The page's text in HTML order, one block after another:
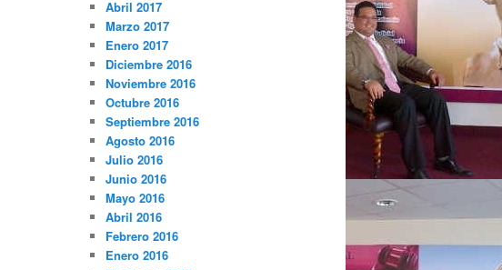
Abril 2017
Marzo 2017
Enero 2017
Diciembre 2016
Noviembre 2016
Octubre 2016
Septiembre 2016
Agosto 2016
Julio 2016
Junio 2016
Mayo 2016
Abril 2016
Febrero 2016
Enero 2016